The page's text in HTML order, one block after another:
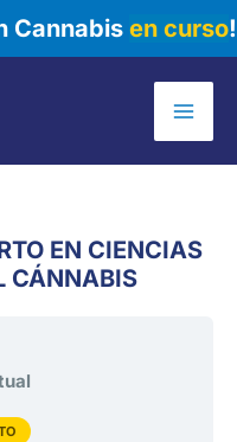
Cannabis en curso!
EN CIENCIAS
CÁNNABIS